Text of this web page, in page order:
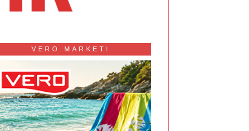
VERO MARKETI